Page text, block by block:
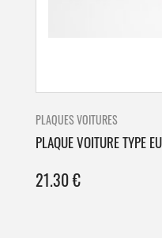
PLAQUES VOITURES
PLAQUE VOITURE TYPE
21.30€